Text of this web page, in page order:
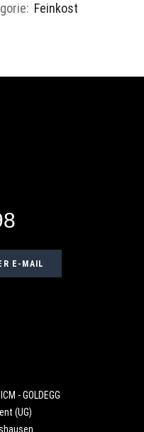
Feinkost
E-MAIL
- GOLDEGG
(UG)